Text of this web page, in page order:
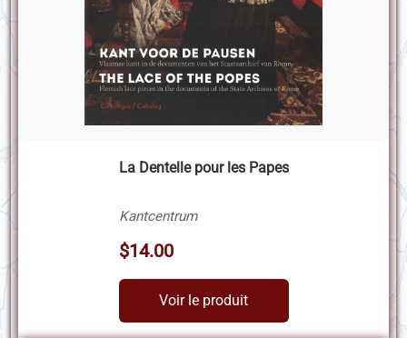
La Dentelle pour les Papes
Kantcentrum
$14.00
Voir le produit